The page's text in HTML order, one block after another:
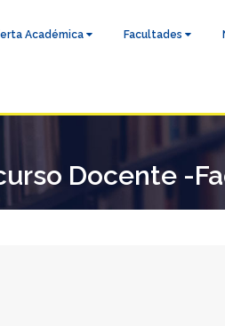
Académica Facultades
Docente -